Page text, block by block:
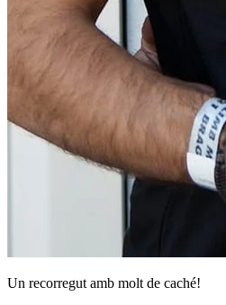
Un recorregut amb molt de caché!